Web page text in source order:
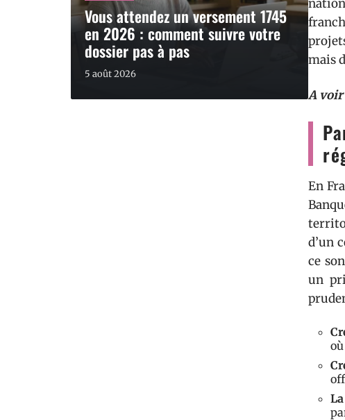
Vous attendez un versement 1745
en 2026 : comment suivre votre
dossier pas à pas
5 août 2026
mais
A voir
En
d’un
ce
un